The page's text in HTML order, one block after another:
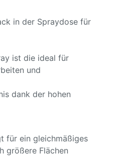
in der Spraydose für
ist die ideal für
und
dank der hohen
für ein gleichmäßiges
größere Flächen